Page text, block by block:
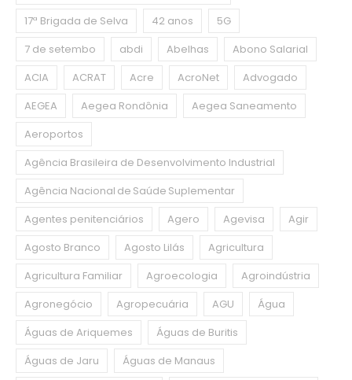
17ª Brigada de Selva
42 anos
5G
7 de setembo
abdi Abelhas
Abono Salarial
ACIA
ACRAT Acre AcroNet
Advogado
AEGEA
Aegea Rondônia
Aegea Saneamento
Aeroportos
Agência Brasileira de Desenvolvimento Industrial
Agência Nacional de Saúde Suplementar
Agentes penitenciários
Agero Agevisa
Agir
Agosto Branco
Agosto Lilás
Agricultura
Agricultura Familiar
Agroecologia
Agroindústria
Agronegócio
Agropecuária AGU
Água
Águas de Ariquemes
Águas de Buritis
Águas de Jaru
Águas de Manaus